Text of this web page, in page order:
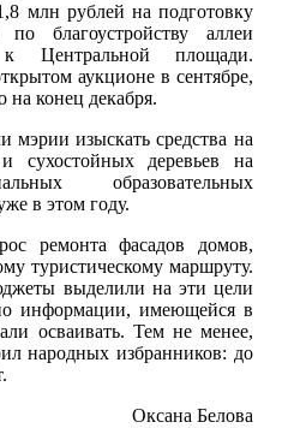
млн рублей на подготовку
благоустройству аллеи
Центральной площади.
аукционе в сентябре,
на конец декабря.
мэрии изыскать средства на
сухостойных деревьев на
образовательных
в этом году.
ремонта фасадов домов,
туристическому маршруту.
выделили на эти цели
информации, имеющейся в
осваивать. Тем не менее,
народных избранников: до
Оксана Белова